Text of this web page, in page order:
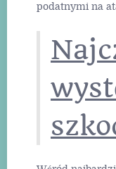
podatnymi na